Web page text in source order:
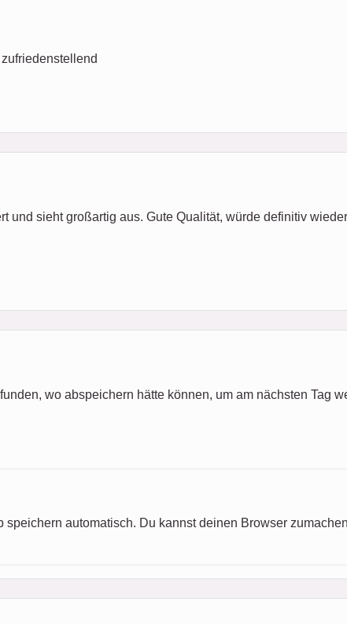
und sieht großartig aus. Gute Qualität, würde definitiv
wo abspeichern hätte können, um am nächsten Tag
automatisch. Du kannst deinen Browser